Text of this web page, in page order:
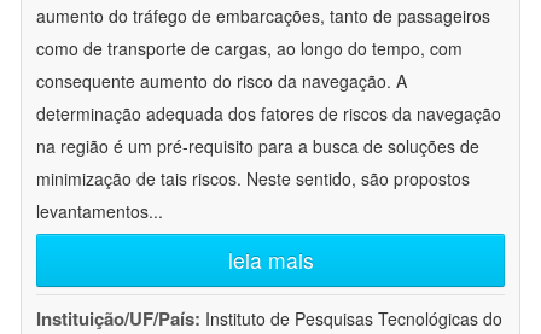
aumento do tráfego de embarcações, tanto de passageiros
como de transporte de cargas, ao longo do tempo, com
consequente aumento do risco da navegação. A
determinação adequada dos fatores de riscos da navegação
na região é um pré-requisito para a busca de soluções de
minimização de tais riscos. Neste sentido, são propostos
levantamentos...
leia mais
Instituição/UF/País: Instituto de Pesquisas Tecnológicas do